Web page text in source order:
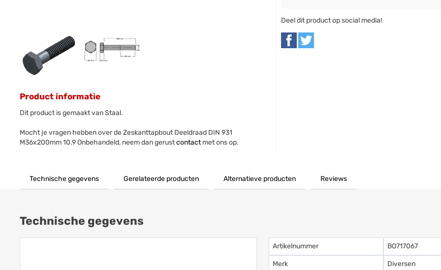
Product informatie
Dit product is gemaakt van Staal.
Mocht je vragen hebben over de Zeskanttapbout Deeldraad DIN 931
M36x200mm 10.9 Onbehandeld, neem dan gerustcontactmet ons op.
Deel dit product op social media!
Technische gegevens Gerelateerde producten Alternatieve producten Reviews
Technische gegevens
Artikelnummer BO717067
Merk Diversen